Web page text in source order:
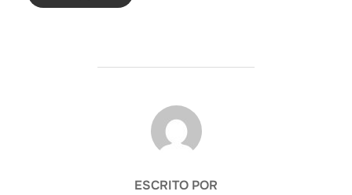
AUTOR DE LA ENTRADA
ESCRITO POR